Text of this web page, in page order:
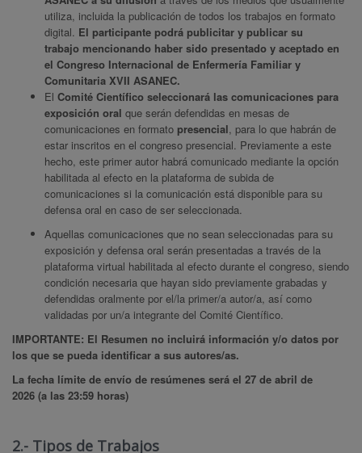
utiliza, incluida la publicación de todos los trabajos en formato
digital. El participante podrá publicitar y publicar su
trabajo mencionando haber sido presentado y aceptado en
el Congreso Internacional de Enfermería Familiar y
Comunitaria XVII ASANEC.
El Comité Científico seleccionará las comunicaciones para
exposición oral que serán defendidas en mesas de
comunicaciones en formato presencial, para lo que habrán de
estar inscritos en el congreso presencial. Previamente a este
hecho, este primer autor habrá comunicado mediante la opción
habilitada al efecto en la plataforma de subida de
comunicaciones si la comunicación está disponible para su
defensa oral en caso de ser seleccionada.
Aquellas comunicaciones que no sean seleccionadas para su
exposición y defensa oral serán presentadas a través de la
plataforma virtual habilitada al efecto durante el congreso, siendo
condición necesaria que hayan sido previamente grabadas y
defendidas oralmente por el/la primer/a autor/a, así como
validadas por un/a integrante del Comité Científico.
IMPORTANTE: El Resumen no incluirá información y/o datos por
los que se pueda identificar a sus autores/as.
La fecha límite de envío de resúmenes será el 27 de abril de
2026 (a las 23:59 horas)
2.- Tipos de Trabajos